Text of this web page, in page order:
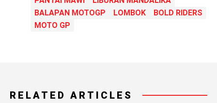
BALAPAN MOTOGP
LOMBOK
BOLD RIDERS
MOTO GP
RELATED ARTICLES